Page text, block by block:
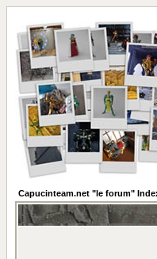
Capucinteam.net "le forum"